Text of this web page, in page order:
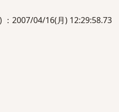
：2007/04/16(月) 12:29:58.73